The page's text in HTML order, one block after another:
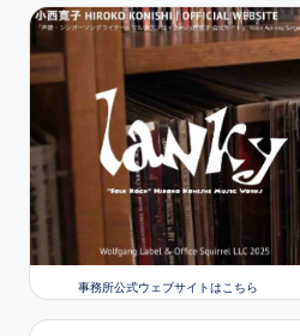
事務所公式ウェブサイトはこちら